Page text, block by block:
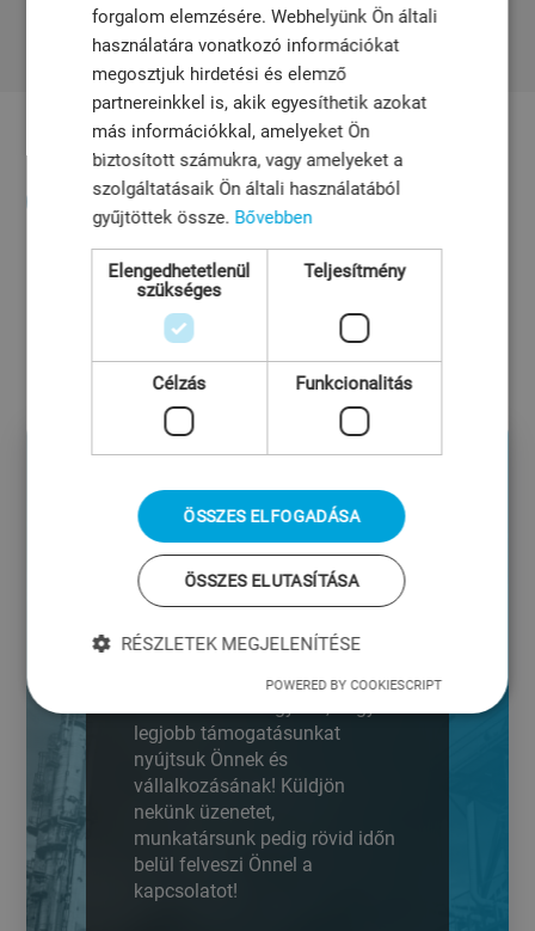
VISSZA
Lépjen
kapcsolatba
velünk!
legjobb támogatásunkat
nyújtsuk Önnek és
vállalkozásának! Küldjön
nekünk üzenetet,
munkatársunk pedig rövid időn
belül felveszi Önnel a
kapcsolatot!
forgalom elemzésére. Webhelyünk Ön általi
használatára vonatkozó információkat
megosztjuk hirdetési és elemző
partnereinkkel is, akik egyesíthetik azokat
más információkkal, amelyeket Ön
biztosított számukra, vagy amelyeket a
szolgáltatásaik Ön általi használatából
gyűjtöttek össze. Bővebben
Elengedhetetlenül
szükséges
Teljesítmény
Célzás Funkcionalitás
ÖSSZES ELFOGADÁSA
ÖSSZES ELUTASÍTÁSA
RÉSZLETEK MEGJELENÍTÉSE
POWERED BY COOKIESCRIPT